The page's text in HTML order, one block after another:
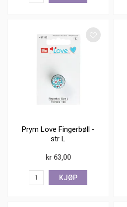
Prym Love Fingerbøll -
str L
kr 63,00
KJØP